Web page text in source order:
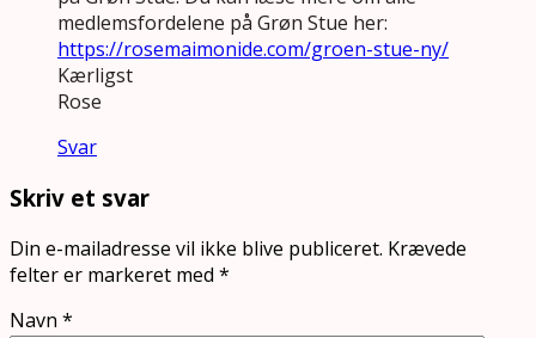
medlemsfordelene på Grøn Stue her:
https://rosemaimonide.com/groen-stue-ny/
Kærligst
Rose
Svar
Skriv et svar
Din e-mailadresse vil ikke blive publiceret. Krævede
felter er markeret med *
Navn *